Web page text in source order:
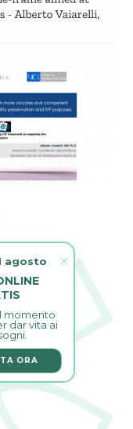
momento
dar vita ai
ORA
agosto